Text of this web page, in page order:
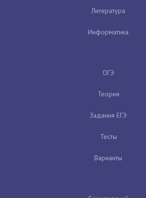
Литература
Информатика
ОГЭ
Теория
Задания ЕГЭ
Тесты
Варианты